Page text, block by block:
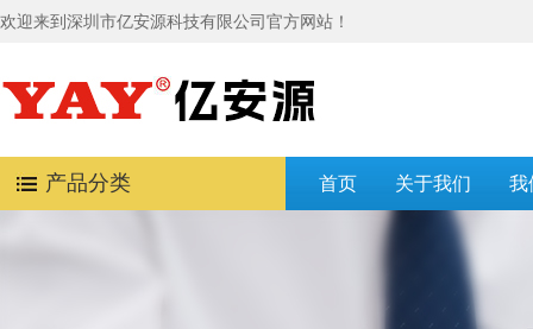
欢迎来到深圳市亿安源科技有限公司官方网站！
产品分类 首页 关于我们 我